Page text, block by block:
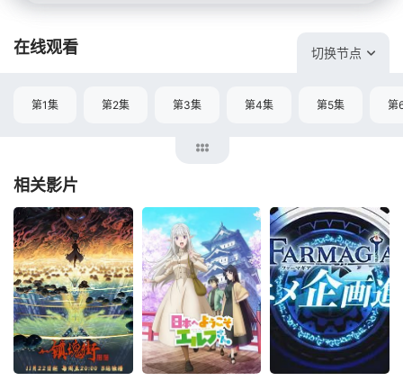
在线观看 切换节点
第1集 第2集 第3集 第4集 第5集 第
相关影片